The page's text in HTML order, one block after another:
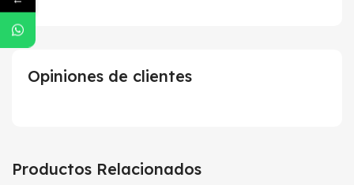
Opiniones de clientes
Productos Relacionados